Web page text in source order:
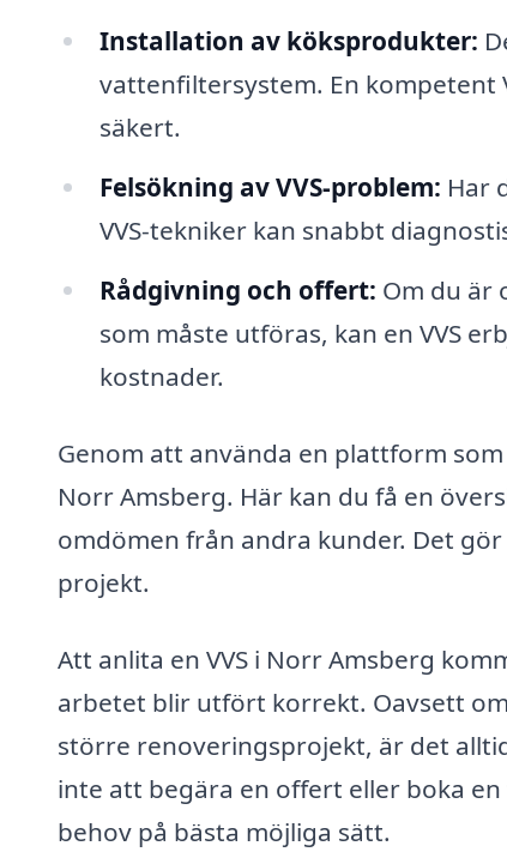
Installation av köksprodukter:
vattenfiltersystem. En kompetent
säkert.
Felsökning av VVS-problem: Har
VVS-tekniker kan snabbt
Rådgivning och offert: Om du är
som måste utföras, kan en VVS
kostnader.
Genom att använda en plattform
Norr Amsberg. Här kan du få en
omdömen från andra kunder. Det
projekt.
Att anlita en VVS i Norr Amsberg
arbetet blir utfört korrekt. Oavsett
större renoveringsprojekt, är det
inte att begära en offert eller boka en
behov på bästa möjliga sätt.